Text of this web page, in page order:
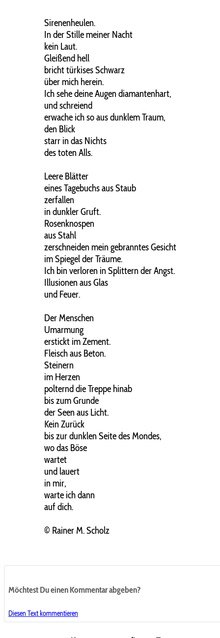
Sirenenheulen.
In der Stille meiner Nacht
kein Laut.
Gleißend hell
bricht türkises Schwarz
über mich herein.
Ich sehe deine Augen diamantenhart,
und schreiend
erwache ich so aus dunklem Traum,
den Blick
starr in das Nichts
des toten Alls.
Leere Blätter
eines Tagebuchs aus Staub
zerfallen
in dunkler Gruft.
Rosenknospen
aus Stahl
zerschneiden mein gebranntes Gesicht
im Spiegel der Träume.
Ich bin verloren in Splittern der Angst.
Illusionen aus Glas
und Feuer.
Der Menschen
Umarmung
erstickt im Zement.
Fleisch aus Beton.
Steinern
im Herzen
polternd die Treppe hinab
bis zum Grunde
der Seen aus Licht.
Kein Zurück
bis zur dunklen Seite des Mondes,
wo das Böse
wartet
und lauert
in mir,
warte ich dann
auf dich.
© Rainer M. Scholz
Möchtest Du einen Kommentar abgeben?
Diesen Text kommentieren